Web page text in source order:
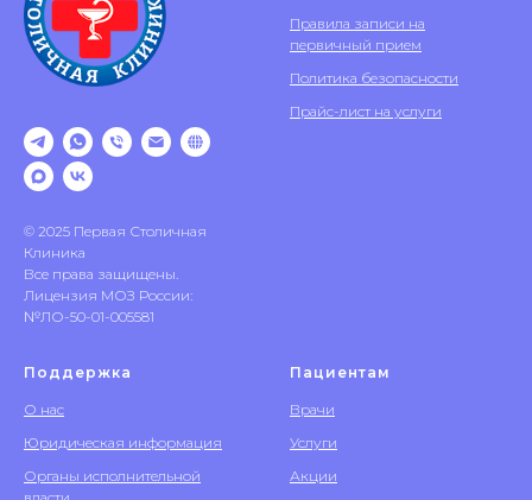
© 2025 Первая Столичная
Клиника
Все права защищены.
Лицензия МОЗ России:
№ЛО-50-01-005581
Правила записи на
первичный прием
Политика безопасности
Прайс-лист на услуги
Поддержка
О нас
Юридическая информация
Органы исполнительной
Пациентам
Врачи
Услуги
Акции